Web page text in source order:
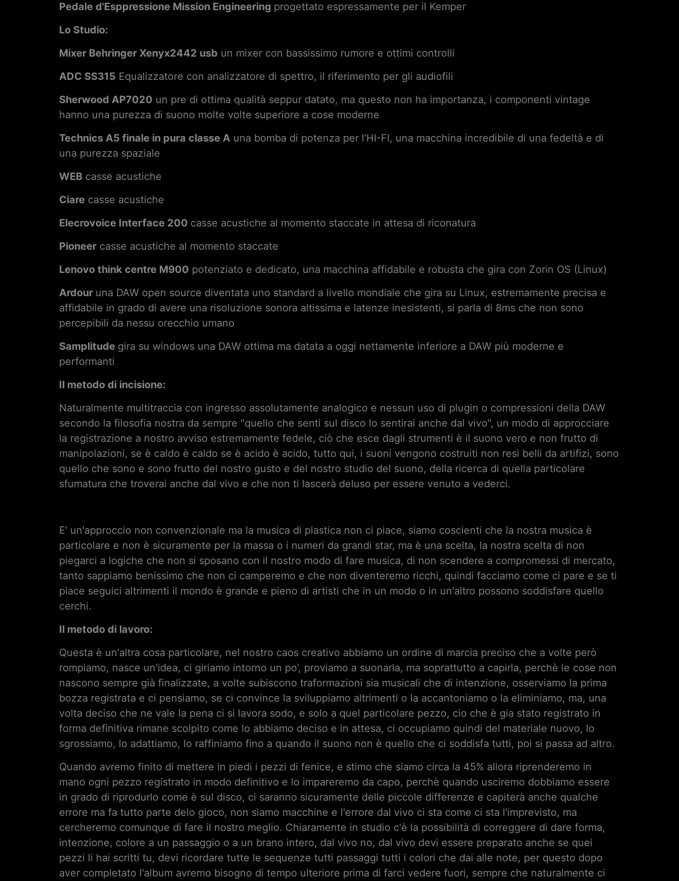
Pedale d'Esppressione Mission Engineering progettato espressamente per il Kemper
Lo Studio:
Mixer Behringer Xenyx2442 usb un mixer con bassissimo rumore e ottimi controlli
ADC SS315 Equalizzatore con analizzatore di spettro, il riferimento per gli audiofili
Sherwood AP7020 un pre di ottima qualità seppur datato, ma questo non ha importanza, i componenti vintage
hanno una purezza di suono molte volte superiore a cose moderne
Technics A5 finale in pura classe A una bomba di potenza per l'HI-FI, una macchina incredibile di una fedeltà e di
una purezza spaziale
WEB casse acustiche
Ciare casse acustiche
Elecrovoice Interface 200 casse acustiche al momento staccate in attesa di riconatura
Pioneer casse acustiche al momento staccate
Lenovo think centre M900 potenziato e dedicato, una macchina affidabile e robusta che gira con Zorin OS (Linux)
Ardour una DAW open source diventata uno standard a livello mondiale che gira su Linux, estremamente precisa e
affidabile in grado di avere una risoluzione sonora altissima e latenze inesistenti, si parla di 8ms che non sono
percepibili da nessu orecchio umano
Samplitude gira su windows una DAW ottima ma datata a oggi nettamente inferiore a DAW più moderne e
performanti
Il metodo di incisione:
Naturalmente multitraccia con ingresso assolutamente analogico e nessun uso di plugin o compressioni della DAW
secondo la filosofia nostra da sempre "quello che senti sul disco lo sentirai anche dal vivo", un modo di approcciare
la registrazione a nostro avviso estremamente fedele, ciò che esce dagli strumenti è il suono vero e non frutto di
manipolazioni, se è caldo è caldo se è acido è acido, tutto qui, i suoni vengono costruiti non resi belli da artifizi, sono
quello che sono e sono frutto del nostro gusto e del nostro studio del suono, della ricerca di quella particolare
sfumatura che troverai anche dal vivo e che non ti lascerà deluso per essere venuto a vederci.
E' un'approccio non convenzionale ma la musica di plastica non ci piace, siamo coscienti che la nostra musica è
particolare e non è sicuramente per la massa o i numeri da grandi star, ma è una scelta, la nostra scelta di non
piegarci a logiche che non si sposano con il nostro modo di fare musica, di non scendere a compromessi di mercato,
tanto sappiamo benissimo che non ci camperemo e che non diventeremo ricchi, quindi facciamo come ci pare e se ti
piace seguici altrimenti il mondo è grande e pieno di artisti che in un modo o in un'altro possono soddisfare quello
cerchi.
Il metodo di lavoro:
Questa è un'altra cosa particolare, nel nostro caos creativo abbiamo un ordine di marcia preciso che a volte però
rompiamo, nasce un'idea, ci giriamo intorno un po', proviamo a suonarla, ma soprattutto a capirla, perchè le cose non
nascono sempre già finalizzate, a volte subiscono traformazioni sia musicali che di intenzione, osserviamo la prima
bozza registrata e ci pensiamo, se ci convince la sviluppiamo altrimenti o la accantoniamo o la eliminiamo, ma, una
volta deciso che ne vale la pena ci si lavora sodo, e solo a quel particolare pezzo, cio che è gia stato registrato in
forma definitiva rimane scolpito come lo abbiamo deciso e in attesa, ci occupiamo quindi del materiale nuovo, lo
sgrossiamo, lo adattiamo, lo raffiniamo fino a quando il suono non è quello che ci soddisfa tutti, poi si passa ad altro.
Quando avremo finito di mettere in piedi i pezzi di fenice, e stimo che siamo circa la 45% allora riprenderemo in
mano ogni pezzo registrato in modo definitivo e lo impareremo da capo, perchè quando usciremo dobbiamo essere
in grado di riprodurlo come è sul disco, ci saranno sicuramente delle piccole differenze e capiterà anche qualche
errore ma fa tutto parte delo gioco, non siamo macchine e l'errore dal vivo ci sta come ci sta l'imprevisto, ma
cercheremo comunque di fare il nostro meglio. Chiaramente in studio c'è la possibilità di correggere di dare forma,
intenzione, colore a un passaggio o a un brano intero, dal vivo no, dal vivo devi essere preparato anche se quei
pezzi li hai scritti tu, devi ricordare tutte le sequenze tutti passaggi tutti i colori che dai alle note, per questo dopo
aver completato l'album avremo bisogno di tempo ulteriore prima di farci vedere fuori, sempre che naturalmente ci